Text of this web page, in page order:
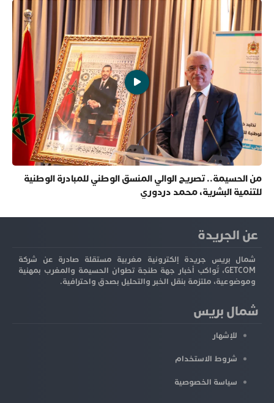
من الحسيمة.. تصريح الوالي المنسق الوطني للمبادرة الوطنية
للتنمية البشرية، محمد دردوري
عن الجريدة
شمال بريس جريدة إلكترونية مغربية مستقلة صادرة عن شركة
GETCOM، تُواكب أخبار جهة طنجة تطوان الحسيمة والمغرب بمهنية
وموضوعية، ملتزمة بنقل الخبر والتحليل بصدق واحترافية.
شمال بريس
للإشهار
شروط الاستخدام
سياسة الخصوصية